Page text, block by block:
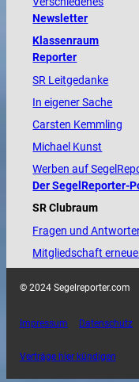
Newsletter
Klassenraum
Reporter
SR Leitgedanke
In eigener Sache
Carsten Kemmling
Michael Kunst
Werben auf
Der SegelReporter-
SR Clubraum
Fragen und
Mitgliedschaft
© 2024 Segelreporter.com
Impressum Datenschutz
Verträge hier kündigen